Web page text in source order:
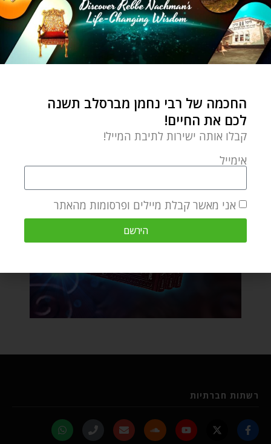
רשתות חברתיות
החכמה של רבי נחמן מברסלב תשנה
לכם את החיים!
קבלו אותה ישירות לתיבת המייל!
אימייל
אני מאשר קבלת מיילים ופרסומות מהאתר
הירשם